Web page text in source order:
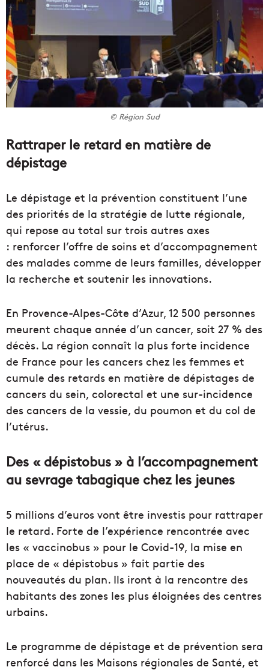
© Région Sud
Rattraper le retard en matière de
dépistage
Le dépistage et la prévention constituent l’une
des priorités de la stratégie de lutte régionale,
qui repose au total sur trois autres axes
: renforcer l’offre de soins et d’accompagnement
des malades comme de leurs familles, développer
la recherche et soutenir les innovations.
En Provence-Alpes-Côte d’Azur, 12 500 personnes
meurent chaque année d’un cancer, soit 27 % des
décès. La région connaît la plus forte incidence
de France pour les cancers chez les femmes et
cumule des retards en matière de dépistages de
cancers du sein, colorectal et une sur-incidence
des cancers de la vessie, du poumon et du col de
l’utérus.
Des « dépistobus » à l’accompagnement
au sevrage tabagique chez les jeunes
5 millions d’euros vont être investis pour rattraper
le retard. Forte de l’expérience rencontrée avec
les « vaccinobus » pour le Covid-19, la mise en
place de « dépistobus » fait partie des
nouveautés du plan. Ils iront à la rencontre des
habitants des zones les plus éloignées des centres
urbains.
Le programme de dépistage et de prévention sera
renforcé dans les Maisons régionales de Santé, et